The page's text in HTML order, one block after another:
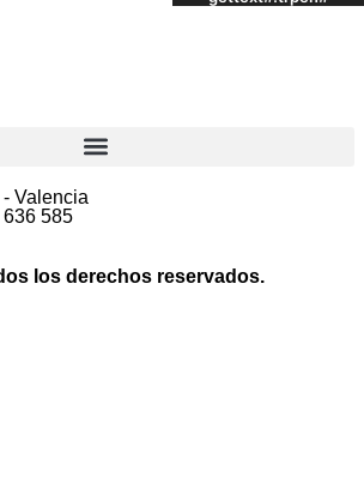
Valencia
636 585
los derechos reservados.